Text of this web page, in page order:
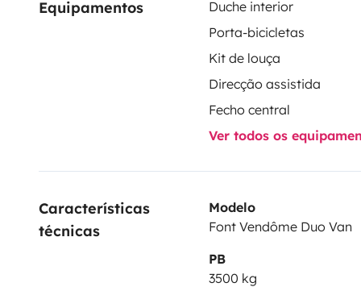
Equipamentos Duche interior
Porta-bicicletas
Kit de louça
Direcção assistida
Fecho central
Ver todos os
Características
técnicas
Modelo
Font Vendôme Duo Van
PB
3500 kg